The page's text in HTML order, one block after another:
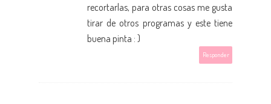
recortarlas, para otras cosas me gusta
tirar de otros programas y este tiene
buena pinta : )
Responder